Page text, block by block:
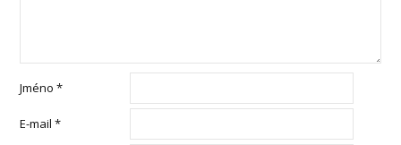
Jméno*
E-mail*